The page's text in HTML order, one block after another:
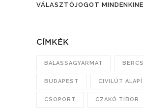
VÁLASZTÓJOGOT
CÍMKÉK
BALASSAGYARMAT
BUDAPEST CIVILÚT
CSOPORT CZAKÓ TIBOR